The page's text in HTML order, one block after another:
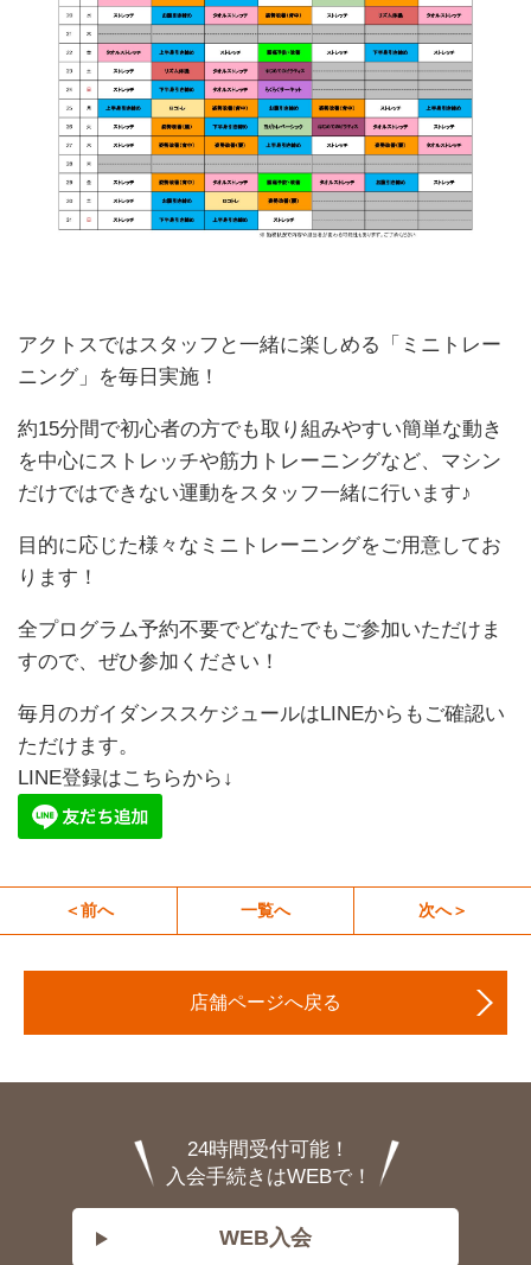
アクトスではスタッフと一緒に楽しめる「ミニトレー
ニング」を毎日実施！
約15分間で初心者の方でも取り組みやすい簡単な動き
を中心にストレッチや筋力トレーニングなど、マシン
だけではできない運動をスタッフ一緒に行います♪
目的に応じた様々なミニトレーニングをご用意してお
ります！
全プログラム予約不要でどなたでもご参加いただけま
すので、ぜひ参加ください！
毎月のガイダンススケジュールはLINEからもご確認い
ただけます。
LINE登録はこちらから↓
＜前へ 一覧へ 次へ＞
店舗ページへ戻る
24時間受付可能！
入会手続きはWEBで！
WEB入会